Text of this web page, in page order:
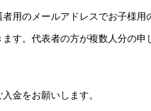
用のメールアドレスでお子様用
す。代表者の方が複数人分の
金をお願いします。